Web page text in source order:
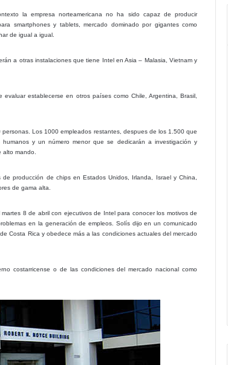
la empresa norteamericana no ha sido capaz de producir
smartphones y tablets, mercado dominado por gigantes como
de igual a igual.
a otras instalaciones que tiene Intel en Asia – Malasia, Vietnam y
establecerse en otros países como Chile, Argentina, Brasil,
Los 1000 empleados restantes, despues de los 1.500 que
y un número menor que se dedicarán a investigación y
mando.
producción de chips en Estados Unidos, Irlanda, Israel y China,
de gama alta.
8 de abril con ejecutivos de Intel para conocer los motivos de
en la generación de empleos. Solís dijo en un comunicado
Costa Rica y obedece más a las condiciones actuales del mercado
costarricense o de las condiciones del mercado nacional como